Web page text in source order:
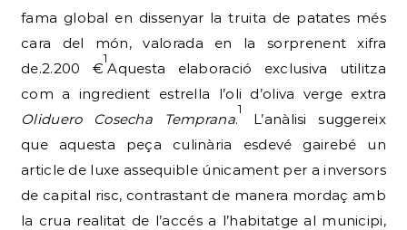
fama global en dissenyar la truita de patates més
cara del món, valorada en la sorprenent xifra
de.2.200 €
1
Aquesta elaboració exclusiva utilitza
com a ingredient estrella l’oli d’oliva verge extra
Oliduero Cosecha Temprana.
1
L’anàlisi suggereix
que aquesta peça culinària esdevé gairebé un
article de luxe assequible únicament per a inversors
de capital risc, contrastant de manera mordaç amb
la crua realitat de l’accés a l’habitatge al municipi,